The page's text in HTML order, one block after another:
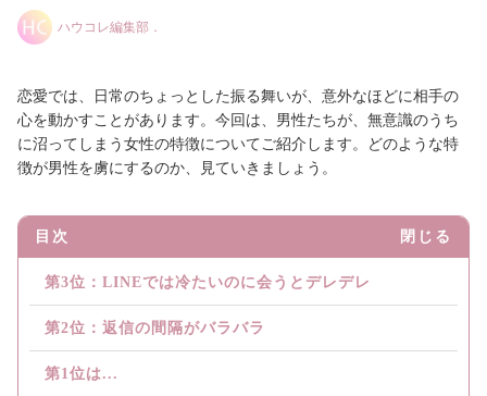
ハウコレ編集部．
恋愛では、日常のちょっとした振る舞いが、意外なほどに相手の
心を動かすことがあります。今回は、男性たちが、無意識のうち
に沼ってしまう女性の特徴についてご紹介します。どのような特
徴が男性を虜にするのか、見ていきましょう。
目次 閉じる
第3位：LINEでは冷たいのに会うとデレデレ
第2位：返信の間隔がバラバラ
第1位は...